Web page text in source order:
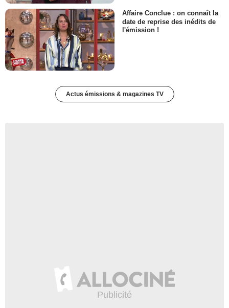
Affaire Conclue : on connaît la
date de reprise des inédits de
l'émission !
Actus émissions & magazines TV